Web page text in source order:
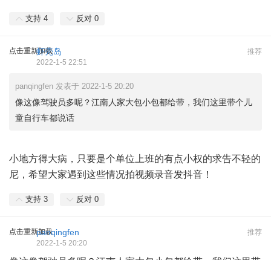
支持 4 反对 0
点击重新加载 推荐
虾壳岛
2022-1-5 22:51
panqingfen 发表于 2022-1-5 20:20
像这像驾驶员多呢？江南人家大包小包都给带，我们这里带个儿
童自行车都说话
小地方得大病，只要是个单位上班的有点小权的求告不轻的
尼，希望大家遇到这些情况拍视频录音发抖音！
支持 3 反对 0
点击重新加载 推荐
panqingfen
2022-1-5 20:20